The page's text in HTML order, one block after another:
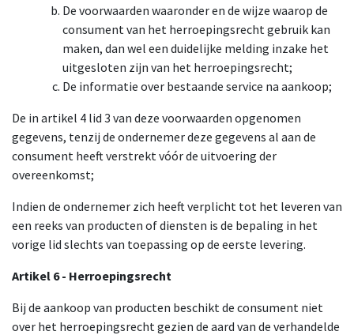
De voorwaarden waaronder en de wijze waarop de
consument van het herroepingsrecht gebruik kan
maken, dan wel een duidelijke melding inzake het
uitgesloten zijn van het herroepingsrecht;
De informatie over bestaande service na aankoop;
De in artikel 4 lid 3 van deze voorwaarden opgenomen
gegevens, tenzij de ondernemer deze gegevens al aan de
consument heeft verstrekt vóór de uitvoering der
overeenkomst;
Indien de ondernemer zich heeft verplicht tot het leveren van
een reeks van producten of diensten is de bepaling in het
vorige lid slechts van toepassing op de eerste levering.
Artikel 6 - Herroepingsrecht
Bij de aankoop van producten beschikt de consument niet
over het herroepingsrecht gezien de aard van de verhandelde